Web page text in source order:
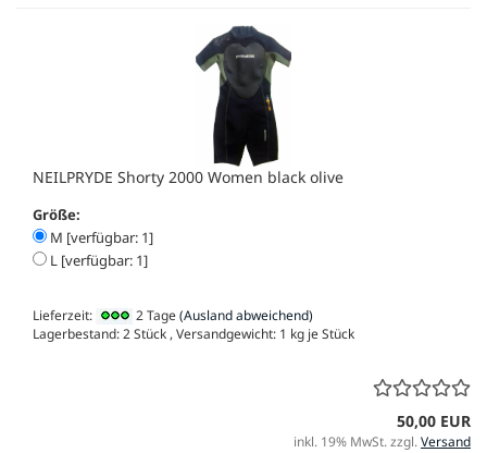
NEILPRYDE Shorty 2000 Women black olive
Größe:
M [verfügbar: 1]
L [verfügbar: 1]
Lieferzeit: 2 Tage(Ausland abweichend)
Lagerbestand: 2 Stück , Versandgewicht: 1 kg je Stück
50,00 EUR
inkl. 19% MwSt. zzgl.Versand